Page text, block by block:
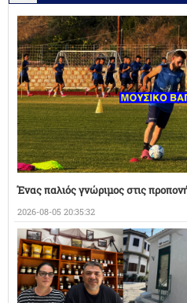
Ένας παλιός γνώριμος στις
2026-08-05 20:35:32